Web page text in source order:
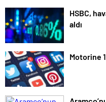
HSBC,
aldı
Motorine